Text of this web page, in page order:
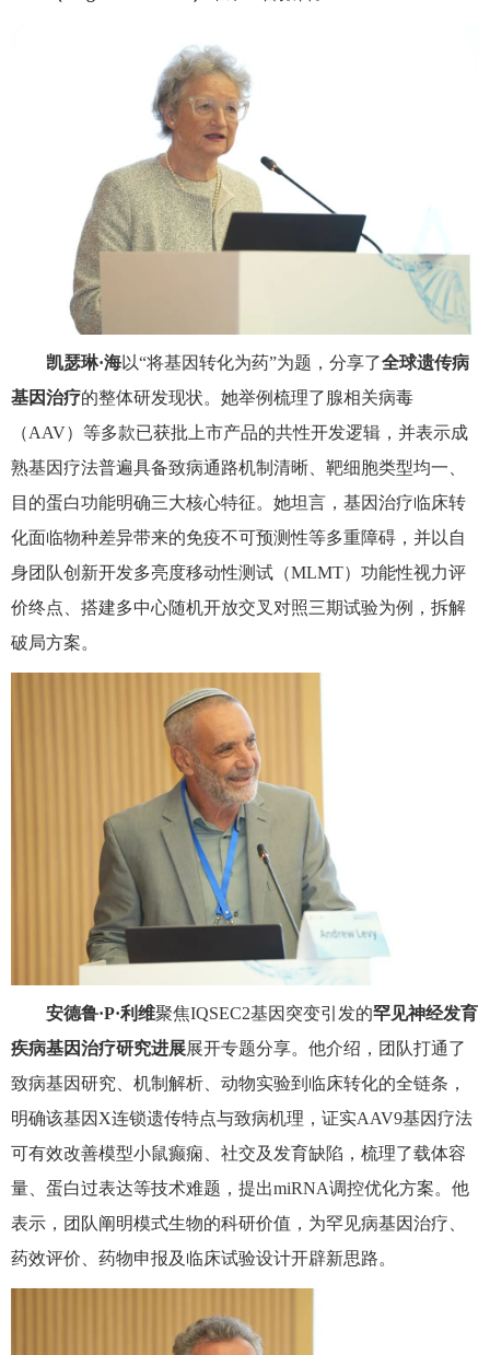
凯瑟琳·海以“将基因转化为药”为题，分享了全球遗传病
基因治疗的整体研发现状。她举例梳理了腺相关病毒
（AAV）等多款已获批上市产品的共性开发逻辑，并表示成
熟基因疗法普遍具备致病通路机制清晰、靶细胞类型均一、
目的蛋白功能明确三大核心特征。她坦言，基因治疗临床转
化面临物种差异带来的免疫不可预测性等多重障碍，并以自
身团队创新开发多亮度移动性测试（MLMT）功能性视力评
价终点、搭建多中心随机开放交叉对照三期试验为例，拆解
破局方案。
安德鲁·P·利维聚焦IQSEC2基因突变引发的罕见神经发育
疾病基因治疗研究进展展开专题分享。他介绍，团队打通了
致病基因研究、机制解析、动物实验到临床转化的全链条，
明确该基因 X连锁遗传特点与致病机理，证实AAV9基因疗法
可有效改善模型小鼠癫痫、社交及发育缺陷，梳理了载体容
量、蛋白过表达等技术难题，提出miRNA调控优化方案。他
表示，团队阐明模式生物的科研价值，为罕见病基因治疗、
药效评价、药物申报及临床试验设计开辟新思路。